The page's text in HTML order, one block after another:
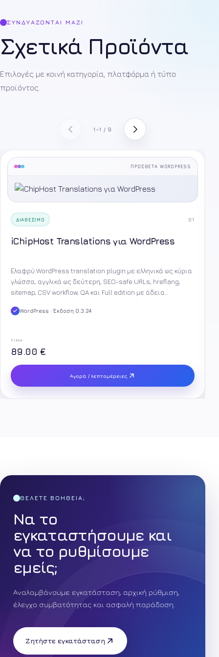
ΣΥΝΔΥΆΖΟΝΤΑΙ ΜΑΖΊ
Σχετικά Προϊόντα
Επιλογές με κοινή κατηγορία, πλατφόρμα ή τύπο
προϊόντος.
1–1 / 9
ΠΡΌΣΘΕΤΑ WORDPRESS
ΔΙΑΘΈΣΙΜΟ 01
iChipHost Translations για WordPress
Ελαφρύ WordPress translation plugin με ελληνικά ως κύρια
γλώσσα, αγγλικά ως δεύτερη, SEO-safe URLs, hreflang,
sitemap, CSV workflow, QA και Full edition με άδεια
WordPress · Έκδοση 0.3.24
ΤΙΜΉ
89.00 €
Αγορά / λεπτομέρειες
ΘΈΛΕΤΕ ΒΟΉΘΕΙΑ;
Να το
εγκαταστήσουμε και
να το ρυθμίσουμε
εμείς;
Αναλαμβάνουμε εγκατάσταση, αρχική ρύθμιση,
έλεγχο συμβατότητας και ασφαλή παράδοση.
Ζητήστε εγκατάσταση